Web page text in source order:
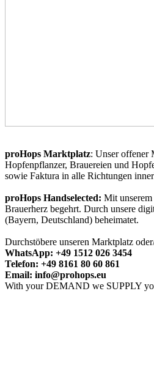
proHops Marktplatz: Unser offener
Hopfenpflanzer, Brauereien und
sowie Faktura in alle Richtungen
proHops Handselected: Mit
Brauerherz begehrt. Durch unsere
(Bayern, Deutschland) beheimatet.
Durchstöbere unseren Marktplatz
WhatsApp: +49 1512 026 3454
Telefon: +49 8161 80 60 861
Email: info@prohops.eu
With your DEMAND we SUPPLY